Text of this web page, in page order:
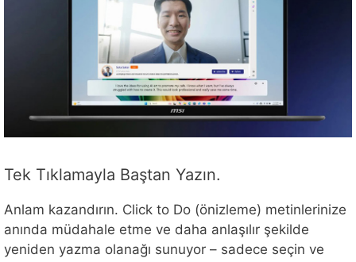
Tek Tıklamayla Baştan Yazın.
Anlam kazandırın. Click to Do (önizleme) metinlerinize
anında müdahale etme ve daha anlaşılır şekilde
yeniden yazma olanağı sunuyor – sadece seçin ve